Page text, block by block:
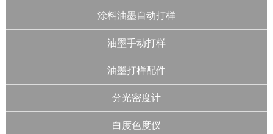
涂料油墨自动打样
油墨手动打样
油墨打样配件
分光密度计
白度色度仪